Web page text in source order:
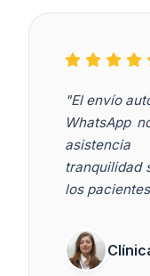
"El envío
WhatsApp
tranquilidad
los